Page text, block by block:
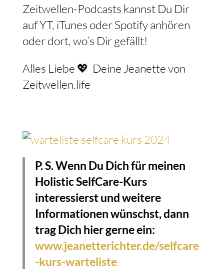
Zeitwellen-Podcasts kannst Du Dir
auf YT, iTunes oder Spotify anhören
oder dort, wo’s Dir gefällt!⁠
Alles Liebe 💖 ⁠ Deine Jeanette von
Zeitwellen.life⁠
P. S. Wenn Du Dich für meinen
Holistic SelfCare-Kurs
interessierst und weitere
Informationen wünschst, dann
trag Dich hier gerne ein:
www.jeanetterichter.de/selfcare
-kurs-warteliste